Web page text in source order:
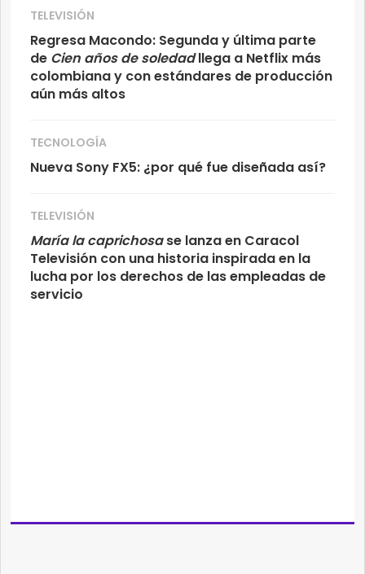
TELEVISIÓN
Regresa Macondo: Segunda y última parte
de Cien años de soledadllega a Netflix más
colombiana y con estándares de producción
aún más altos
TECNOLOGÍA
Nueva Sony FX5: ¿por qué fue diseñada así?
TELEVISIÓN
María la caprichosase lanza en Caracol
Televisión con una historia inspirada en la
lucha por los derechos de las empleadas de
servicio